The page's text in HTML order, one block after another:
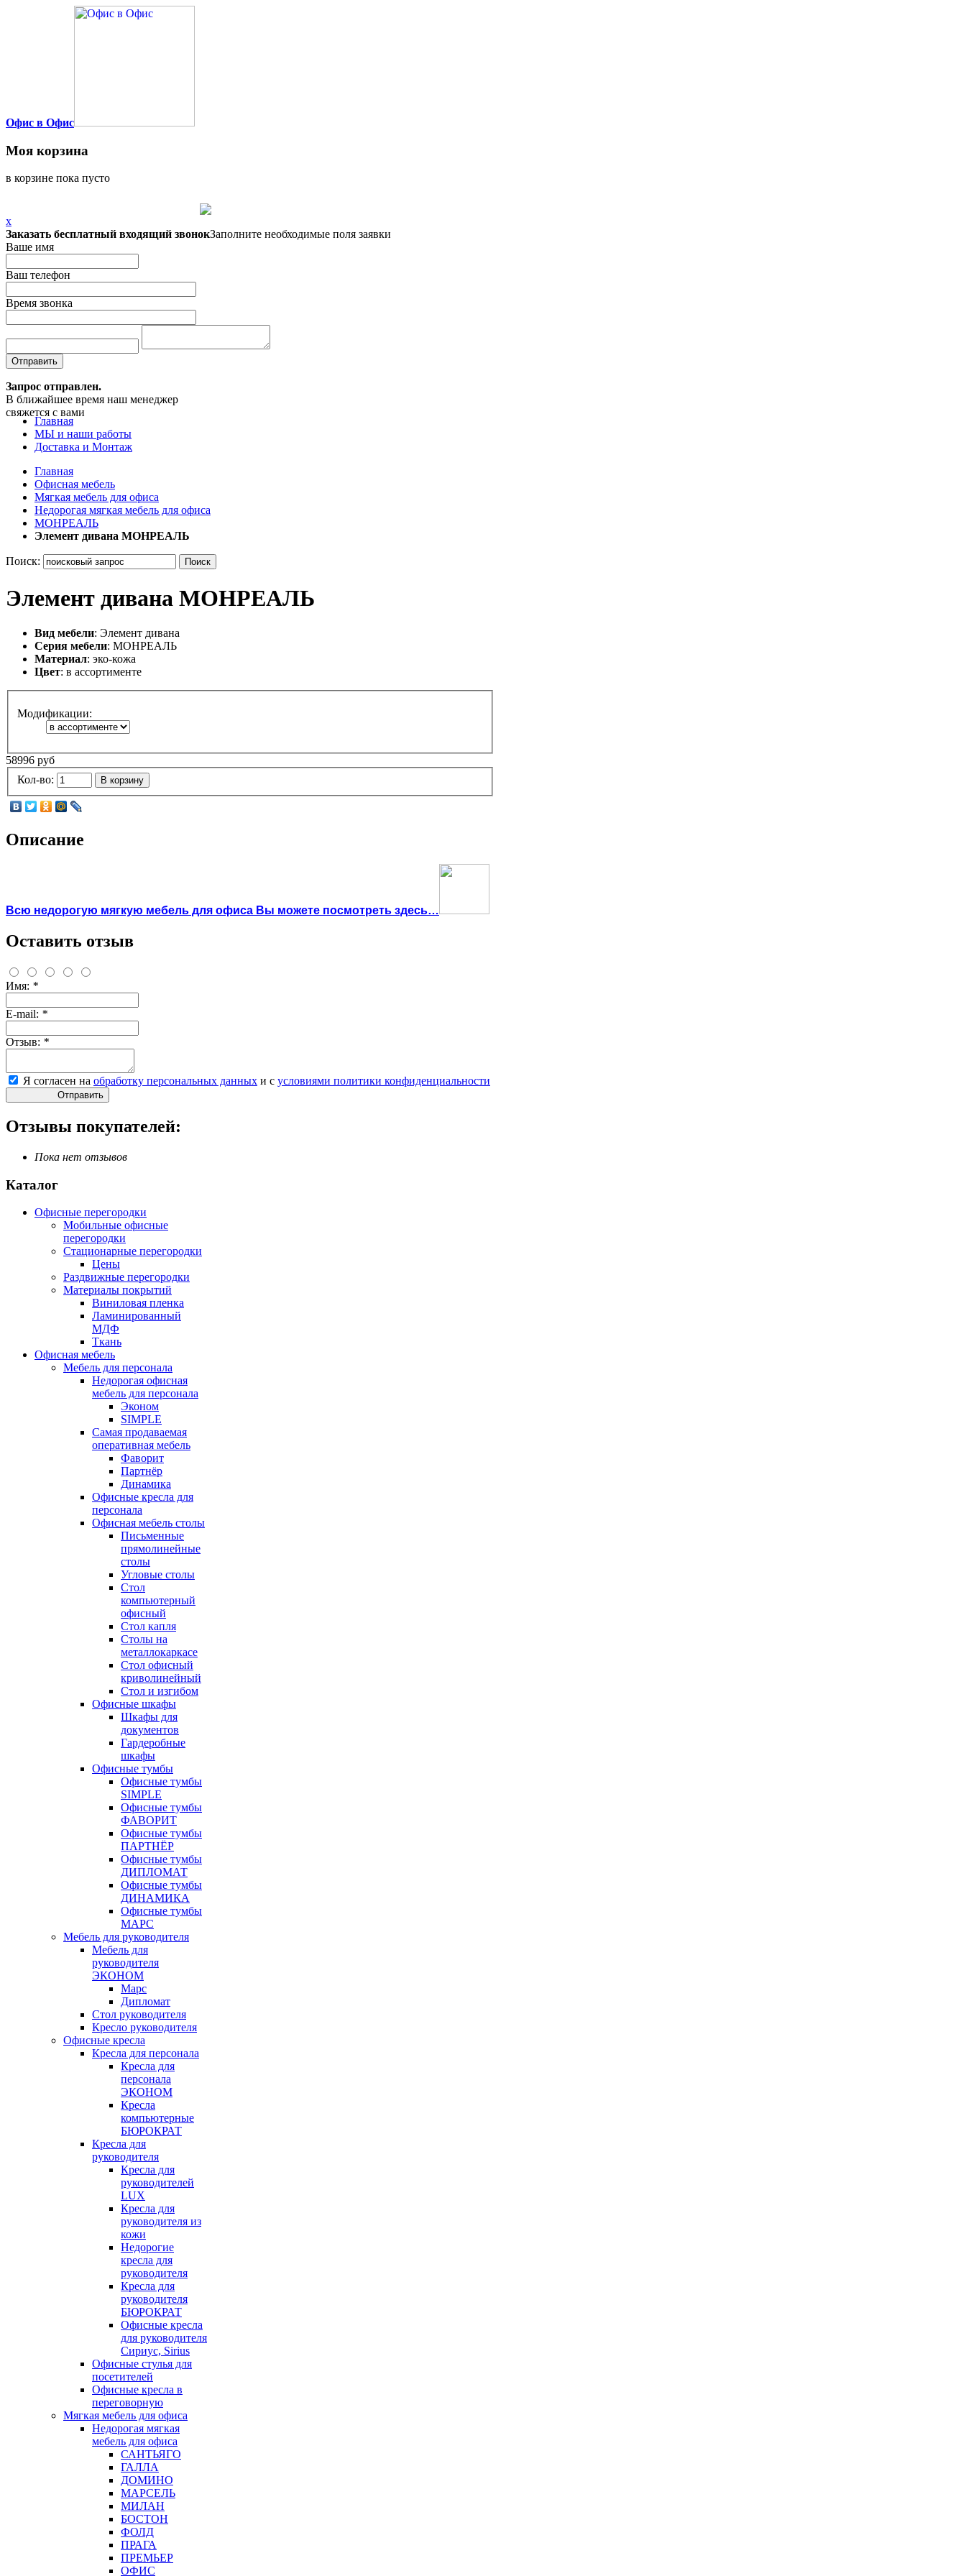
Офис в Офис
Моя корзина
в корзине пока пусто
x
Заказать бесплатный входящий звонокЗаполните необходимые поля заявки
Ваше имя
Ваш телефон
Время звонка
Отправить
Запрос отправлен.
В ближайшее время наш менеджер
свяжется с вами
Главная
МЫ и наши работы
Доставка и Монтаж
Главная
Офисная мебель
Мягкая мебель для офиса
Недорогая мягкая мебель для офиса
МОНРЕАЛЬ
Элемент дивана МОНРЕАЛЬ
Поиск: Поиск
Элемент дивана МОНРЕАЛЬ
Вид мебели: Элемент дивана
Серия мебели: МОНРЕАЛЬ
Материал: эко-кожа
Цвет: в ассортименте
Модификации:
58996 руб
Кол-во:
В корзину
Описание
Всю недорогую мягкую мебель для офиса Вы можете посмотреть здесь…
Оставить отзыв
Имя: *
E-mail: *
Отзыв: *
Я согласен на обработку персональных данных и с условиями политики конфиденциальности
Отправить
Отзывы покупателей:
Пока нет отзывов
Каталог
Офисные перегородки
Мобильные офисные
перегородки
Стационарные перегородки
Цены
Раздвижные перегородки
Материалы покрытий
Виниловая пленка
Ламинированный
МДФ
Ткань
Офисная мебель
Мебель для персонала
Недорогая офисная
мебель для персонала
Эконом
SIMPLE
Самая продаваемая
оперативная мебель
Фаворит
Партнёр
Динамика
Офисные кресла для
персонала
Офисная мебель столы
Письменные
прямолинейные
столы
Угловые столы
Стол
компьютерный
офисный
Стол капля
Столы на
металлокаркасе
Стол офисный
криволинейный
Стол и изгибом
Офисные шкафы
Шкафы для
документов
Гардеробные
шкафы
Офисные тумбы
Офисные тумбы
SIMPLE
Офисные тумбы
ФАВОРИТ
Офисные тумбы
ПАРТНЁР
Офисные тумбы
ДИПЛОМАТ
Офисные тумбы
ДИНАМИКА
Офисные тумбы
МАРС
Мебель для руководителя
Мебель для
руководителя
ЭКОНОМ
Марс
Дипломат
Стол руководителя
Кресло руководителя
Офисные кресла
Кресла для персонала
Кресла для
персонала
ЭКОНОМ
Кресла
компьютерные
БЮРОКРАТ
Кресла для
руководителя
Кресла для
руководителей
LUX
Кресла для
руководителя из
кожи
Недорогие
кресла для
руководителя
Кресла для
руководителя
БЮРОКРАТ
Офисные кресла
для руководителя
Сириус, Sirius
Офисные стулья для
посетителей
Офисные кресла в
переговорную
Мягкая мебель для офиса
Недорогая мягкая
мебель для офиса
САНТЬЯГО
ГАЛЛА
ДОМИНО
МАРСЕЛЬ
МИЛАН
БОСТОН
ФОЛД
ПРАГА
ПРЕМЬЕР
ОФИС